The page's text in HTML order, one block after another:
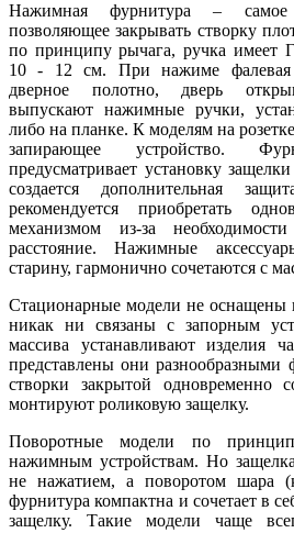
Нажимная фурнитура – самое
позволяющее закрывать створку
по принципу рычага, ручка имеет
10 - 12 см. При нажиме фалевая
дверное полотно, дверь
выпускают нажимные ручки,
либо на планке. К моделям на
запирающее устройство.
предусматривает установку
создается дополнительная
рекомендуется приобретать
механизмом из-за
расстояние. Нажимные
старину, гармонично сочетаются с
Стационарные модели не
никак ни связаны с запорным
массива устанавливают изделия
представлены они
створки закрытой одновременно
монтируют роликовую защелку.
Поворотные модели по
нажимным устройствам. Но
не нажатием, а поворотом шара
фурнитура компактна и сочетает в
защелку. Такие модели чаще